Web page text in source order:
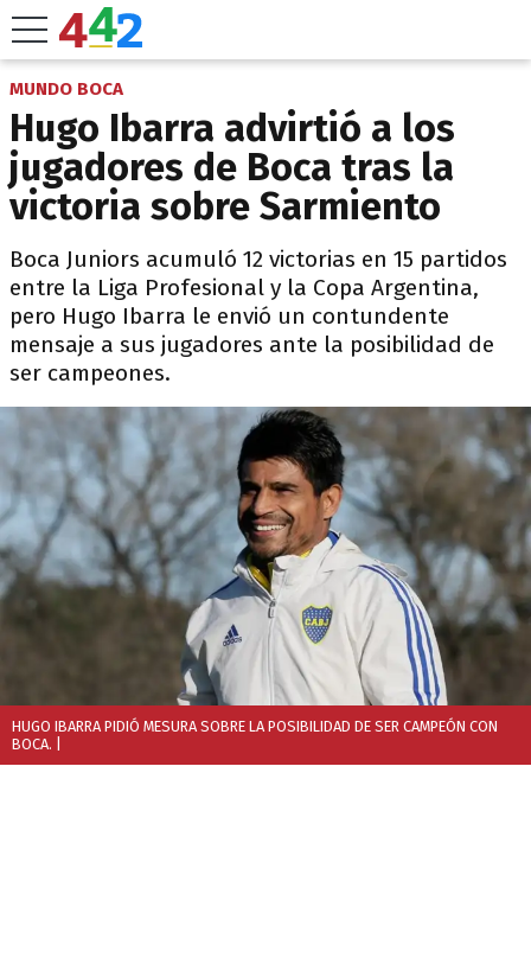
MUNDO BOCA
Hugo Ibarra advirtió a los
jugadores de Boca tras la
victoria sobre Sarmiento
Boca Juniors acumuló 12 victorias en 15 partidos
entre la Liga Profesional y la Copa Argentina,
pero Hugo Ibarra le envió un contundente
mensaje a sus jugadores ante la posibilidad de
ser campeones.
HUGO IBARRA PIDIÓ MESURA SOBRE LA POSIBILIDAD DE SER CAMPEÓN CON
BOCA.